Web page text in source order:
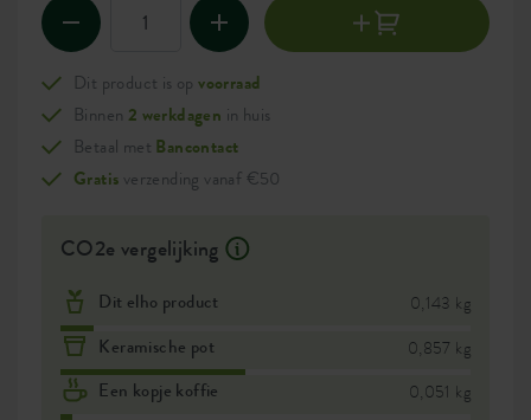
Dit product is opvoorraad
Binnen 2 werkdagen in huis
Betaal met Bancontact
Gratis verzending vanaf €50
CO2e vergelijking
Dit elho product 0,143 kg
Keramische pot 0,857 kg
Een kopje koffie 0,051 kg